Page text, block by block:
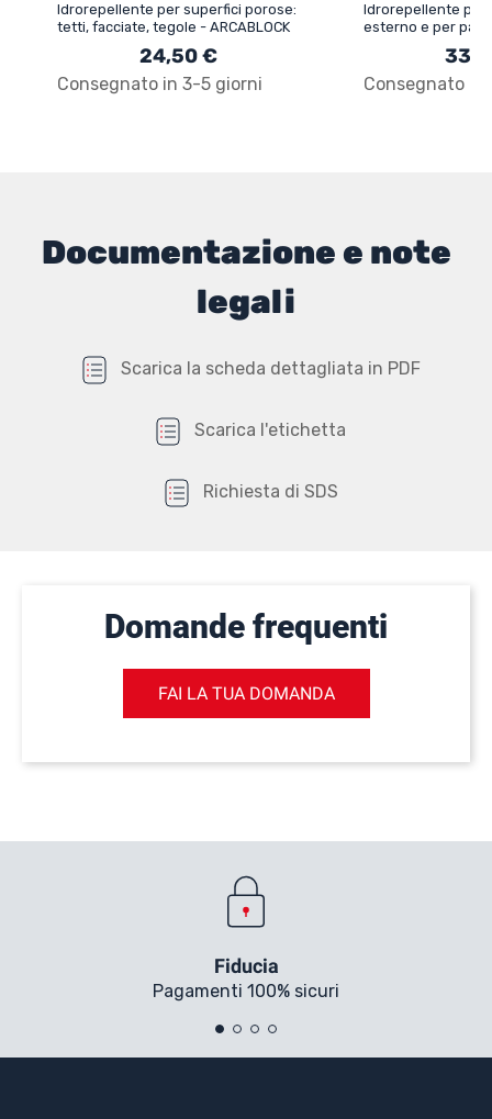
Idrorepellente per superfici porose:
tetti, facciate, tegole - ARCABLOCK
24,50 €
Consegnato in 3-5 giorni
Idrorepellente per
esterno e per
ARCAREPEL - 9
Consegnato in
Documentazione e note
legali
Scarica la scheda dettagliata in PDF
Scarica l'etichetta
Richiesta di SDS
Domande frequenti
FAI LA TUA DOMANDA
Fiducia
Pagamenti 100% sicuri